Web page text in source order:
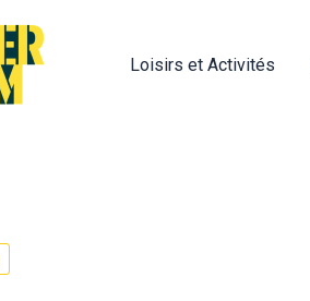
Loisirs et Activités